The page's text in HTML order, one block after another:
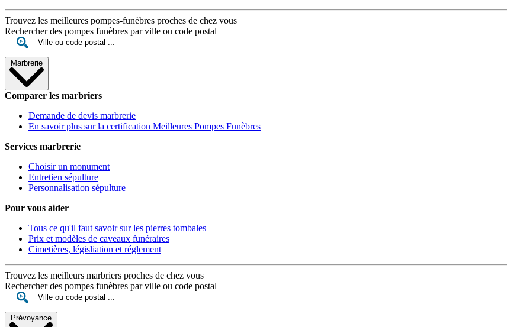
Trouvez les meilleures pompes-funèbres proches de chez vous
Rechercher des pompes funèbres par ville ou code postal
Marbrerie
Comparer les marbriers
Demande de devis marbrerie
En savoir plus sur la certification Meilleures Pompes Funèbres
Services marbrerie
Choisir un monument
Entretien sépulture
Personnalisation sépulture
Pour vous aider
Tous ce qu'il faut savoir sur les pierres tombales
Prix et modèles de caveaux funéraires
Cimetières, législiation et réglement
Trouvez les meilleurs marbriers proches de chez vous
Rechercher des pompes funèbres par ville ou code postal
Prévoyance